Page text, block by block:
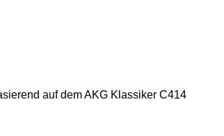
auf dem AKG Klassiker C414